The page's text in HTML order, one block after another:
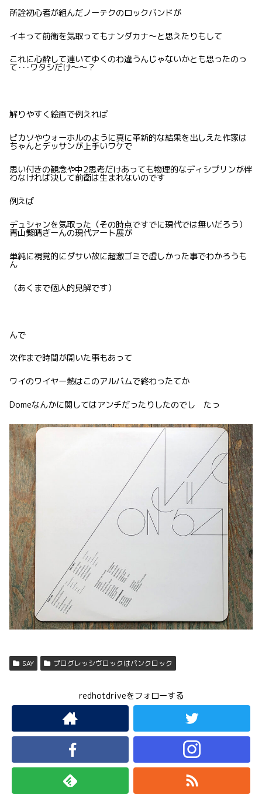
所詮初心者が組んだノーテクのロックバンドが
イキって前衛を気取ってもナンダカナ〜と思えたりもして
これに心酔して連いてゆくのわ違うんじゃないかとも思ったのっ
て･･･ワタシだけ〜〜？
解りやすく絵画で例えれば
ピカソやウォーホルのように真に革新的な結果を出しえた作家は
ちゃんとデッサンが上手いワケで
思い付きの観念や中2思考だけあっても物理的なディシプリンが伴
わなければ決して前衛は生まれないのです
例えば
デュシャンを気取った（その時点ですでに現代では無いだろう）
青山繁晴ぎーんの現代アート展が
単純に視覚的にダサい故に超激ゴミで虚しかった事でわかろうも
ん
（あくまで個人的見解です）
んで
次作まで時間が開いた事もあって
ワイのワイヤー熱はこのアルバムで終わったてか
Domeなんかに関してはアンチだったりしたのでし たっ
SAY プログレッシヴロックはパンクロック
redhotdriveをフォローする